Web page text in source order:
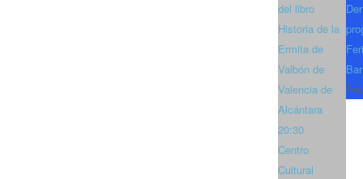
del libro
Historia de la
Ermita de
Valbón de
Valencia de
Alcántara
20:30
Centro
Cultural